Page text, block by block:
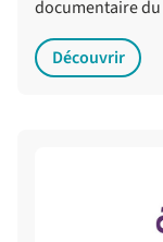
documentaire
Découvrir